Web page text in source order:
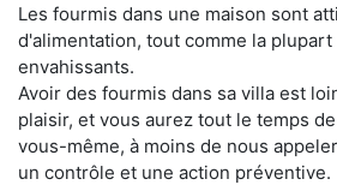
Les fourmis dans une maison sont
d'alimentation, tout comme la
envahissants.
Avoir des fourmis dans sa villa est
plaisir, et vous aurez tout le temps
vous-même, à moins de nous
un contrôle et une action préventive.